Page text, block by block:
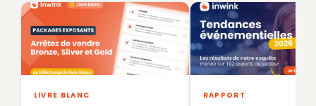
LIVRE BLANC RAPPORT